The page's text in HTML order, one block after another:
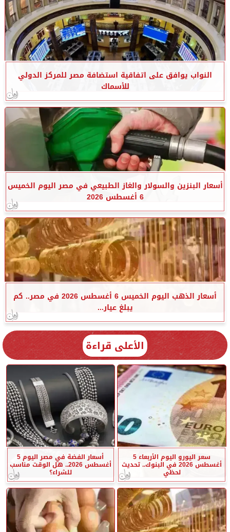
النواب يوافق على اتفاقية استضافة مصر للمركز الدولي
للأسماك
أسعار البنزين والسولار والغاز الطبيعي في مصر اليوم الخميس
6 أغسطس 2026
أسعار الذهب اليوم الخميس 6 أغسطس 2026 في مصر.. كم
يبلغ عيار...
الأعلى قراءة
سعر اليورو اليوم الأربعاء 5
أغسطس 2026 في البنوك.. تحديث
لحظي
أسعار الفضة في مصر اليوم 5
أغسطس 2026.. هل الوقت مناسب
للشراء؟